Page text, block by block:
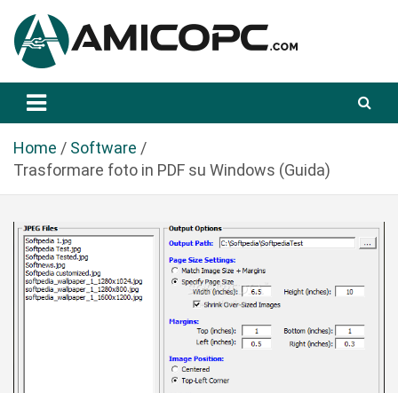
a
Amicopc.com
Home
Software
Trasformare foto in PDF su Windows (Guida)